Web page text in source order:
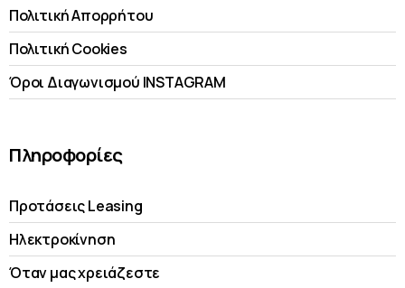
Πολιτική Απορρήτου
Πολιτική Cookies
Όροι Διαγωνισμού INSTAGRAM
Πληροφορίες
Προτάσεις Leasing
Ηλεκτροκίνηση
Όταν μας χρειάζεστε